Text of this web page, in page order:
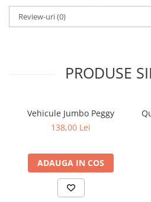
Continut Puzzle Quercetti Make a Face:
1 suport din plastic,
Atentie! Acest joc nu este
Peste 70 de ani de experienta
sunt facute pentru a stimula
joaca. Creativitatea este un element
dezvoltarea sanatoasa, iar prin
Review-uri(0)
PRODUSE
Vehicule Jumbo Peggy
138,00 Lei
ADAUGA IN COS